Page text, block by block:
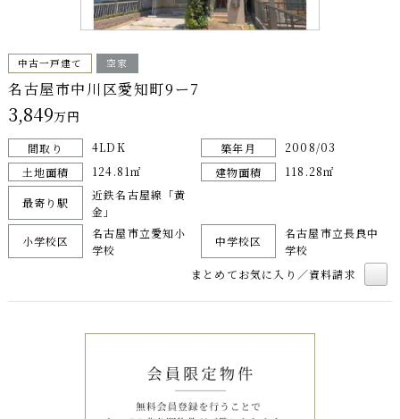
中古一戸建て 空家
名古屋市中川区愛知町9ー7
3,849万円
間取り 4LDK 築年月
2008/03
土地面積
124.81㎡ 建物面積 118.28㎡
最寄り駅
近鉄名古屋線「黄
金」
小学校区
名古屋市立愛知小
学校
中学校区
名古屋市立長良中
学校
まとめてお気に入り／資料請求